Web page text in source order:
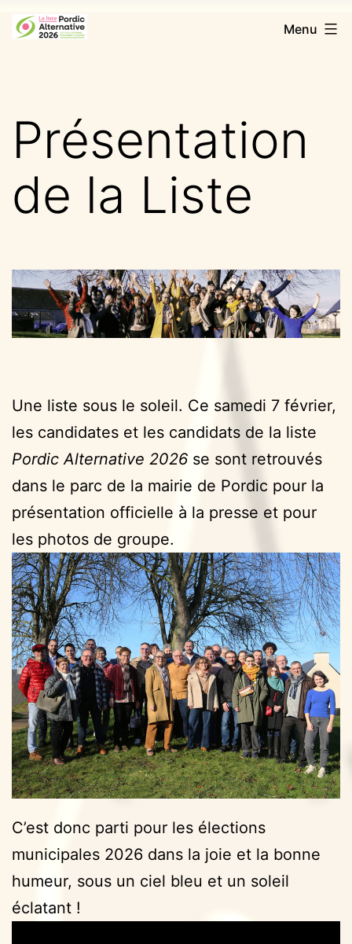
Aller
auPordic
Menu
Présentation
de la Liste
Une liste sous le soleil. Ce samedi 7 février,
les candidates et les candidats de la liste
Pordic Alternative 2026 se sont retrouvés
dans le parc de la mairie de Pordic pour la
présentation officielle à la presse et pour
les photos de groupe.
C’est donc parti pour les élections
municipales 2026 dans la joie et la bonne
humeur, sous un ciel bleu et un soleil
éclatant !